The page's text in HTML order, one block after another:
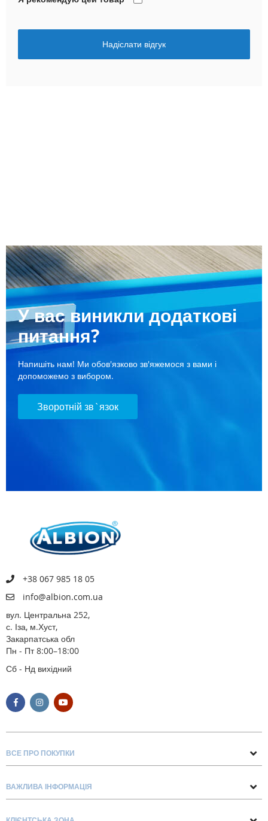
Надіслати відгук
У вас виникли додаткові
питання?
Напишіть нам! Ми обов'язково зв'яжемося з вами і
допоможемо з вибором.
Зворотній зв`язок
+38 067 985 18 05
info@albion.com.ua
вул. Центральна 252,
с. Іза, м.Хуст,
Закарпатська обл
Пн - Пт 8:00–18:00
Сб - Нд вихідний
ВСЕ ПРО ПОКУПКИ
Про нас
ВАЖЛИВА ІНФОРМАЦІЯ